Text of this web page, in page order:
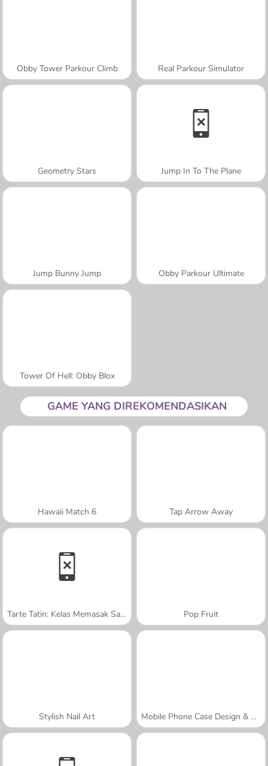
Obby Tower Parkour Climb Real Parkour Simulator
Geometry Stars Jump In To The Plane
Jump Bunny Jump Obby Parkour Ultimate
Tower Of Hell: Obby Blox
GAME YANG DIREKOMENDASIKAN
Hawaii Match 6 Tap Arrow Away
Tarte Tatin: Kelas Memasak Sara Pop Fruit
Stylish Nail Art Mobile Phone Case Design & DIY